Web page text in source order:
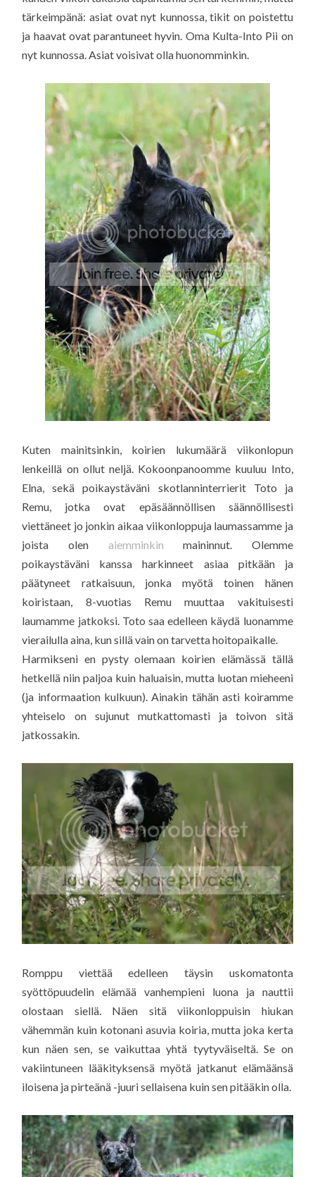
tärkeimpänä: asiat ovat nyt kunnossa, tikit on poistettu
ja haavat ovat parantuneet hyvin. Oma Kulta-Into Pii on
nyt kunnossa. Asiat voisivat olla huonomminkin.
Kuten mainitsinkin, koirien lukumäärä viikonlopun
lenkeillä on ollut neljä. Kokoonpanoomme kuuluu Into,
Elna, sekä poikaystäväni skotlanninterrierit Toto ja
Remu, jotka ovat epäsäännöllisen säännöllisesti
viettäneet jo jonkin aikaa viikonloppuja laumassamme ja
joista olen aiemminkin maininnut. Olemme
poikaystäväni kanssa harkinneet asiaa pitkään ja
päätyneet ratkaisuun, jonka myötä toinen hänen
koiristaan, 8-vuotias Remu muuttaa vakituisesti
laumamme jatkoksi. Toto saa edelleen käydä luonamme
vierailulla aina, kun sillä vain on tarvetta hoitopaikalle.
Harmikseni en pysty olemaan koirien elämässä tällä
hetkellä niin paljoa kuin haluaisin, mutta luotan mieheeni
(ja informaation kulkuun). Ainakin tähän asti koiramme
yhteiselo on sujunut mutkattomasti ja toivon sitä
jatkossakin.
Romppu viettää edelleen täysin uskomatonta
syöttöpuudelin elämää vanhempieni luona ja nauttii
olostaan siellä. Näen sitä viikonloppuisin hiukan
vähemmän kuin kotonani asuvia koiria, mutta joka kerta
kun näen sen, se vaikuttaa yhtä tyytyväiseltä. Se on
vakiintuneen lääkityksensä myötä jatkanut elämäänsä
iloisena ja pirteänä -juuri sellaisena kuin sen pitääkin olla.